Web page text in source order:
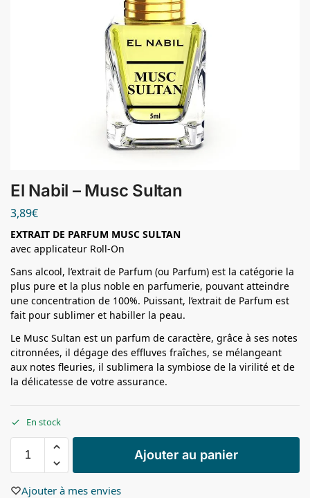
El Nabil – Musc Sultan
3,89€
EXTRAIT DE PARFUM MUSC SULTAN
avec applicateur Roll-On
Sans alcool, l’extrait de Parfum (ou Parfum) est la catégorie la
plus pure et la plus noble en parfumerie, pouvant atteindre
une concentration de 100%. Puissant, l’extrait de Parfum est
fait pour sublimer et habiller la peau.
Le Musc Sultan est un parfum de caractère, grâce à ses notes
citronnées, il dégage des effluves fraîches, se mélangeant
aux notes fleuries, il sublimera la symbiose de la virilité et de
la délicatesse de votre assurance.
En stock
Ajouter au panier
Ajouter à mes envies